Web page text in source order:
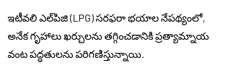
ఇటీవలి ఎల్‌పిజి (LPG) సరఫరా భయాల నేపథ్యంలో,
అనేక గృహాలు ఖర్చులను తగ్గించడానికి ప్రత్యామ్నాయ
వంట పద్ధతులను పరిగణిస్తున్నాయి.